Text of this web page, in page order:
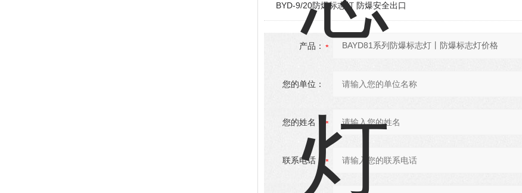
BYD-9/20防爆标志灯 防爆安全出口
产品：
您的单位：
您的姓名：
联系电话：